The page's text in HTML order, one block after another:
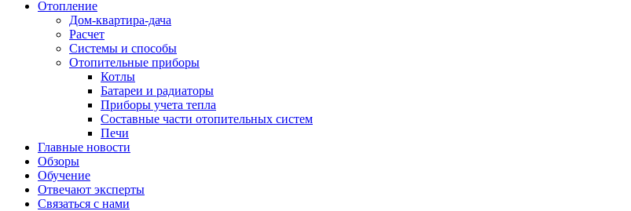
Отопление
Дом-квартира-дача
Расчет
Системы и способы
Отопительные приборы
Котлы
Батареи и радиаторы
Приборы учета тепла
Составные части отопительных систем
Печи
Главные новости
Обзоры
Обучение
Отвечают эксперты
Связаться с нами